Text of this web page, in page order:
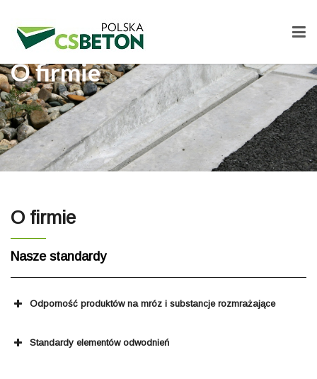
O firmie
O firmie
Nasze standardy
Odporność produktów na mróz i substancje rozmrażające
Standardy elementów odwodnień